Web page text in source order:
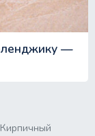
—
Кирпичный